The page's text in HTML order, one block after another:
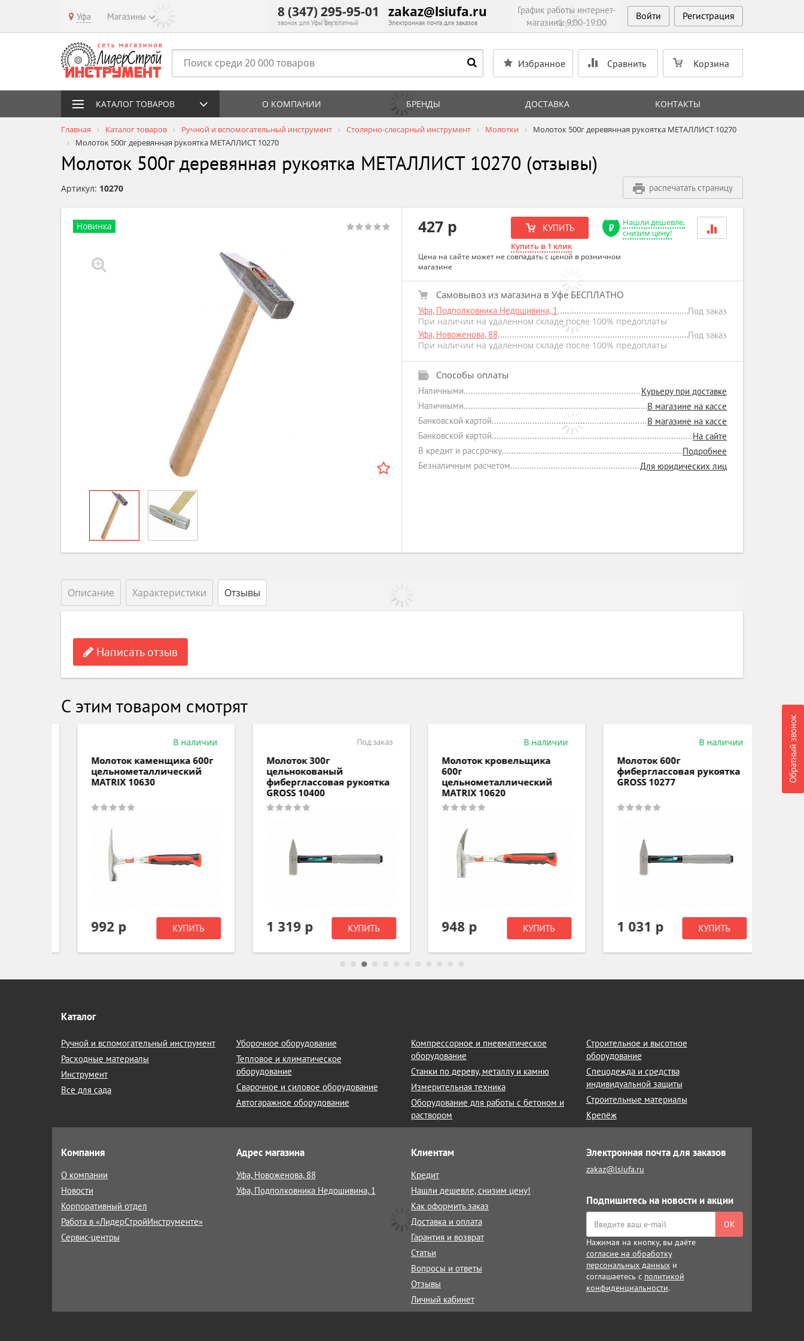
Уфа Магазины 8 (347) 295-95-01
звонок для Уфы бесплатный
zakaz@lsiufa.ru
Электронная почта для заказов
График работы интернет-
магазина: 9:00-19:00
Войти Регистрация
Избранное Сравнить Корзина
Обратный звонок
КАТАЛОГ ТОВАРОВ О КОМПАНИИ БРЕНДЫ ДОСТАВКА КОНТАКТЫ
Главная Каталог товаров Ручной и вспомогательный инструмент Столярно-слесарный инструмент Молотки
Молоток 500г деревянная рукоятка МЕТАЛЛИСТ 10270
Молоток 500г деревянная рукоятка МЕТАЛЛИСТ 10270
Молоток 500г деревянная рукоятка МЕТАЛЛИСТ 10270 (отзывы)
распечатать страницу
Артикул: 10270
Новинка 427 р КУПИТЬ
Купить в 1 клик
Нашли дешевле,
снизим цену!
Цена на сайте может не совпадать с ценой в розничном
магазине
Самовывоз из магазина в Уфе БЕСПЛАТНО
Уфа, Подполковника Недошивина, 1
Под заказ
При наличии на удаленном складе после 100% предоплаты
Уфа, Новоженова, 88
Под заказ
При наличии на удаленном складе после 100% предоплаты
Способы оплаты
Наличными
Курьеру при доставке
Наличными
В магазине на кассе
Банковской картой
В магазине на кассе
Банковской картой
На сайте
В кредит и рассрочку
Подробнее
Безналичным расчетом
Для юридических лиц
Описание Характеристики Отзывы
Написать отзыв
С этим товаром смотрят
В наличии
Молоток каменщика 600г
цельнометаллический
MATRIX 10630
992 р КУПИТЬ
Под заказ
Молоток 300г
цельнокованый
фиберглаcсовая рукоятка
GROSS 10400
1 319 р КУПИТЬ
В наличии
Молоток кровельщика
600г
цельнометаллический
MATRIX 10620
948 р КУПИТЬ
В наличии
Молоток 600г
фиберглаcсовая рукоятка
GROSS 10277
1 031 р КУПИТЬ
Каталог
Ручной и вспомогательный инструмент
Расходные материалы
Инструмент
Все для сада
Уборочное оборудование
Тепловое и климатическое
оборудование
Сварочное и силовое оборудование
Автогаражное оборудование
Компрессорное и пневматическое
оборудование
Станки по дереву, металлу и камню
Измерительная техника
Оборудование для работы с бетоном и
раствором
Строительное и высотное
оборудование
Спецодежда и средства
индивидуальной защиты
Строительные материалы
Крепёж
Компания
О компании
Новости
Корпоративный отдел
Работа в «ЛидерСтройИнструменте»
Сервис-центры
Адрес магазина
Уфа, Новоженова, 88
Уфа, Подполковника Недошивина, 1
Клиентам
Кредит
Нашли дешевле, снизим цену!
Как оформить заказ
Доставка и оплата
Гарантия и возврат
Статьи
Вопросы и ответы
Отзывы
Личный кабинет
Электронная почта для заказов
zakaz@lsiufa.ru
Подпишитесь на новости и акции
ОК
Нажимая на кнопку, вы даёте
согласие на обработку
персональных данныхи
соглашаетесь с политикой
конфиденциальности.